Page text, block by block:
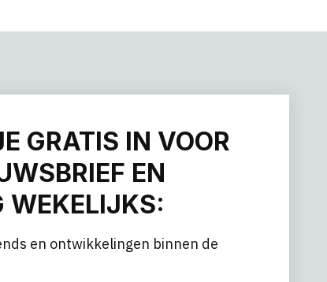
GRATIS IN VOOR
EN
WEKELIJKS:
en ontwikkelingen binnen de